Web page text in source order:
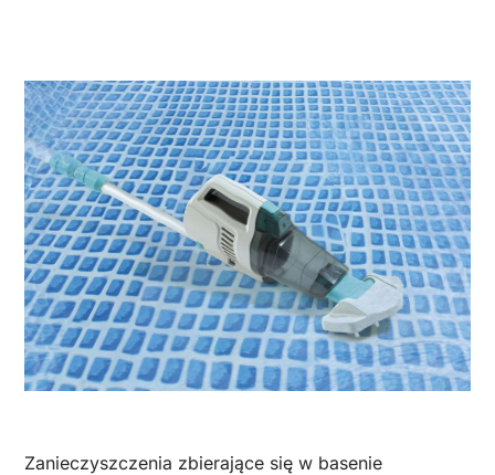
Zanieczyszczenia zbierające się w basenie